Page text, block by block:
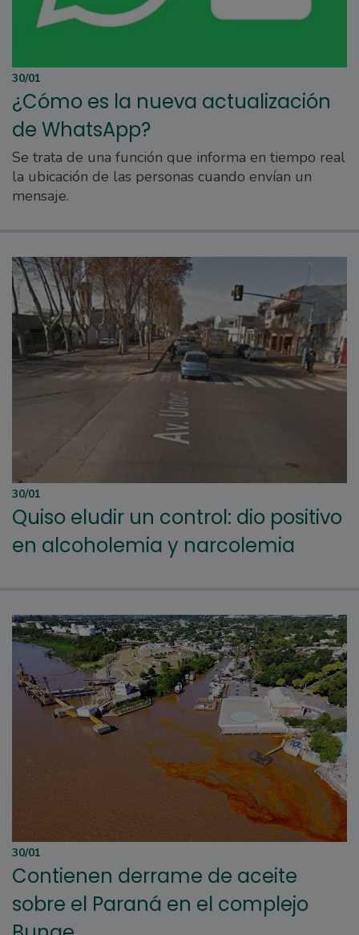
30/01
¿Cómo es la nueva actualización
de WhatsApp?
Se trata de una función que informa en tiempo real
la ubicación de las personas cuando envían un
mensaje.
30/01
Quiso eludir un control: dio positivo
en alcoholemia y narcolemia
30/01
Contienen derrame de aceite
sobre el Paraná en el complejo